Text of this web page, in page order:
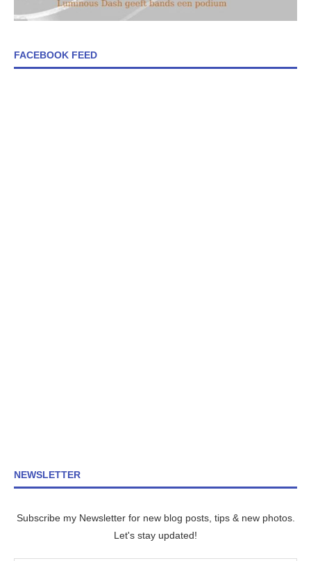
FACEBOOK FEED
NEWSLETTER
Subscribe my Newsletter for new blog posts, tips & new photos.
Let's stay updated!